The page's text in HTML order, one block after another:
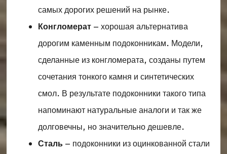
самых дорогих решений на рынке.
Конгломерат– хорошая альтернатива
дорогим каменным подоконникам. Модели,
сделанные из конгломерата, созданы путем
сочетания тонкого камня и синтетических
смол. В результате подоконники такого типа
напоминают натуральные аналоги и так же
долговечны, но значительно дешевле.
Сталь– подоконники из оцинкованной стали